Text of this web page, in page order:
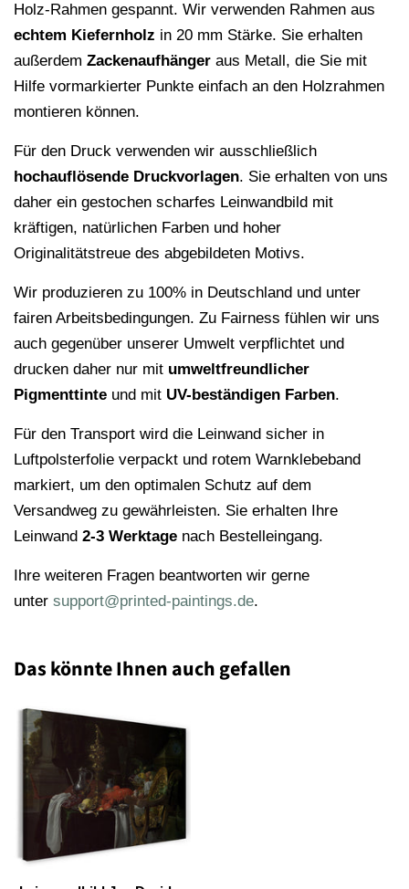
Holz-Rahmen gespannt. Wir verwenden Rahmen aus
echtem Kiefernholz in 20 mm Stärke. Sie erhalten
außerdem Zackenaufhänger aus Metall, die Sie mit
Hilfe vormarkierter Punkte einfach an den Holzrahmen
montieren können.
Für den Druck verwenden wir ausschließlich
hochauflösende Druckvorlagen. Sie erhalten von uns
daher ein gestochen scharfes Leinwandbild mit
kräftigen, natürlichen Farben und hoher
Originalitätstreue des abgebildeten Motivs.
Wir produzieren zu 100% in Deutschland und unter
fairen Arbeitsbedingungen. Zu Fairness fühlen wir uns
auch gegenüber unserer Umwelt verpflichtet und
drucken daher nur mit umweltfreundlicher
Pigmenttinte und mit UV-beständigen Farben.
Für den Transport wird die Leinwand sicher in
Luftpolsterfolie verpackt und rotem Warnklebeband
markiert, um den optimalen Schutz auf dem
Versandweg zu gewährleisten. Sie erhalten Ihre
Leinwand 2-3 Werktage nach Bestelleingang.
Ihre weiteren Fragen beantworten wir gerne
unter support@printed-paintings.de.
Das könnte Ihnen auch gefallen